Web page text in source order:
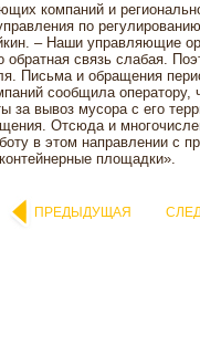
компаний и
по
– Наши управляющие
связь слабая.
Письма и обращения
сообщила
за вывоз мусора с его
Отсюда и
в этом направлении с
площадки».
ПРЕДЫДУЩАЯ